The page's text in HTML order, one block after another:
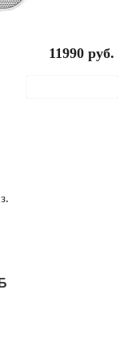
11990 руб.